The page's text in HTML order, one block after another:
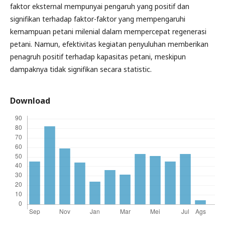
faktor eksternal mempunyai pengaruh yang positif dan
signifikan terhadap faktor-faktor yang mempengaruhi
kemampuan petani milenial dalam mempercepat regenerasi
petani. Namun, efektivitas kegiatan penyuluhan memberikan
penagruh positif terhadap kapasitas petani, meskipun
dampaknya tidak signifikan secara statistic.
Download